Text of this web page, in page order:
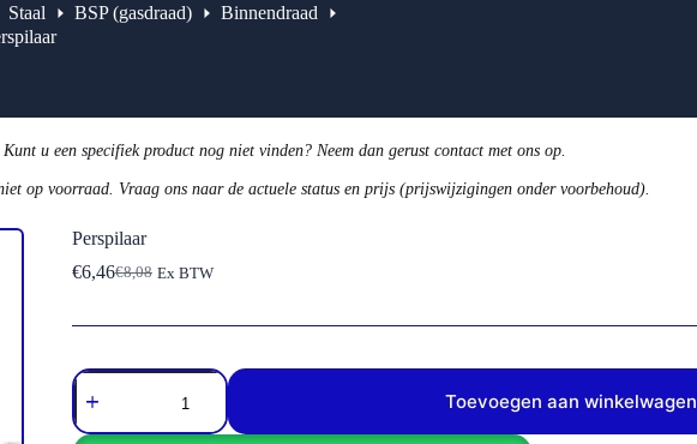
Staal BSP (gasdraad)
Binnendraad
u een specifiek product nog niet vinden? Neem dan gerust contact met ons op.
op voorraad. Vraag ons naar de actuele status en prijs (prijswijzigingen onder voorbehoud).
Perspilaar
€8,08
Oorspronkelijke
was:
€6,46Huidige
is:
Ex BTW
Perspilaar
aantal
Toevoegen aan winkelwagen